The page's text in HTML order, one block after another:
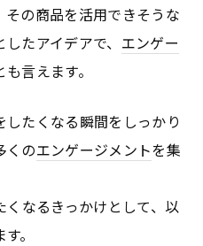
その商品を活用できそうな
たアイデアで、 エンゲー
言えます。
したくなる瞬間をしっかり
くのエンゲージメントを集
なるきっかけとして、以
。